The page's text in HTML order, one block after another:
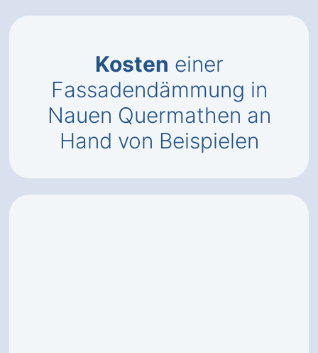
Kosten einer
Fassadendämmung in
Nauen Quermathen an
Hand von Beispielen